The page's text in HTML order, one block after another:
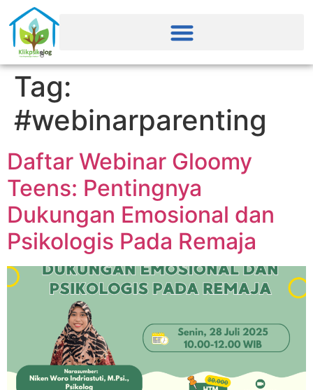
Tag:
#webinarparenting
Daftar Webinar Gloomy
Teens: Pentingnya
Dukungan Emosional dan
Psikologis Pada Remaja